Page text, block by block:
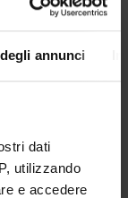
annunci
dati
utilizzando
e accedere
ED